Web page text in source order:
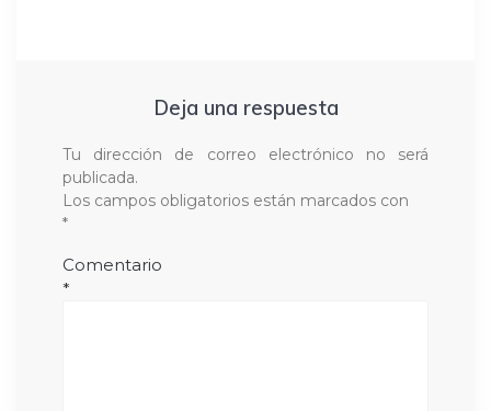
Deja una respuesta
Tu dirección de correo electrónico no será
publicada.
Los campos obligatorios están marcados con
*
Comentario
*